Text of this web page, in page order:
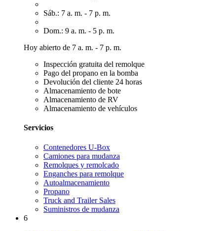
Sáb.: 7 a. m. - 7 p. m.
Dom.: 9 a. m. - 5 p. m.
Hoy abierto de 7 a. m. - 7 p. m.
Inspección gratuita del remolque
Pago del propano en la bomba
Devolución del cliente 24 horas
Almacenamiento de bote
Almacenamiento de RV
Almacenamiento de vehículos
Servicios
Contenedores U-Box
Camiones para mudanza
Remolques y remolcado
Enganches para remolque
Autoalmacenamiento
Propano
Truck and Trailer Sales
Suministros de mudanza
6